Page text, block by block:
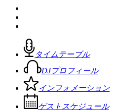
タイムテーブル
DJプロフィール
インフォメーション
ゲストスケジュール